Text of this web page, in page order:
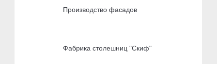
Производство фасадов
Фабрика столешниц "Скиф"